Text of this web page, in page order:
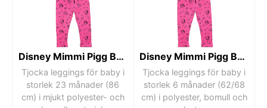
Disney Mimmi Pigg Baby Tjocka Leggings 23 månader
Tjocka leggings för baby i
storlek 23 månader (86
cm) i mjukt polyester- och
Disney Mimmi Pigg Baby Tjocka Leggings 6 månader
Tjocka leggings för baby i
storlek 6 månader (62/68
cm) i polyester, bomull och